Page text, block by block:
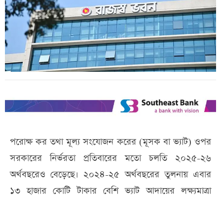
পরোক্ষ কর তথা মূল্য সংযোজন করের (মূসক বা ভ্যাট) ওপর
সরকারের নির্ভরতা প্রতিবারের মতো চলতি ২০২৫-২৬
অর্থবছরেও বেড়েছে। ২০২৪-২৫ অর্থবছরের তুলনায় এবার
১৩ হাজার কোটি টাকার বেশি ভ্যাট আদায়ের লক্ষ্যমাত্রা